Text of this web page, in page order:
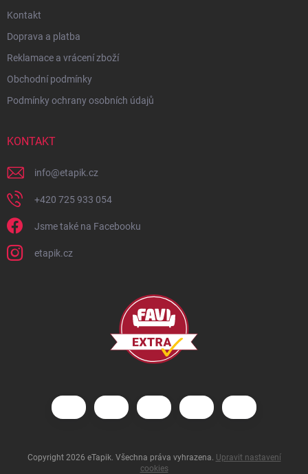
Kontakt
Doprava a platba
Reklamace a vrácení zboží
Obchodní podmínky
Podmínky ochrany osobních údajů
KONTAKT
info@etapik.cz
+420 725 933 054
Jsme také na Facebooku
etapik.cz
Copyright 2026 eTapik. Všechna práva vyhrazena. Upravit nastavení
cookies